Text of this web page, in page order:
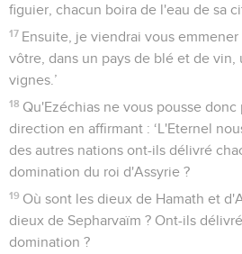
figuier, chacun boira de l'eau de sa
17 Ensuite, je viendrai vous emmener
vôtre, dans un pays de blé et de vin,
vignes.’
18 Qu'Ezéchias ne vous pousse donc
direction en affirmant : ‘L'Eternel
des autres nations ont-ils délivré
domination du roi d'Assyrie ?
19 Où sont les dieux de Hamath et
dieux de Sepharvaïm ? Ont-ils
domination ?